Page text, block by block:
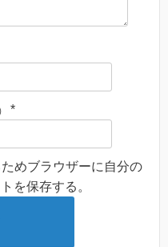
*
めブラウザーに自分の
を保存する。